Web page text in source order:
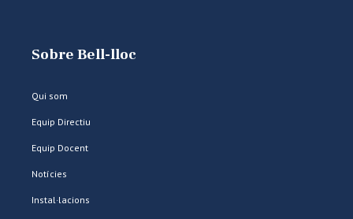
Sobre Bell-lloc
Qui som
Equip Directiu
Equip Docent
Notícies
Instal·lacions